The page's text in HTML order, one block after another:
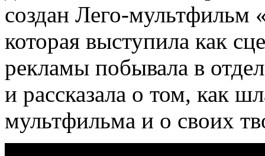
создан Лего-
которая выступила как
рекламы побывала в
и рассказала о том, как
мультфильма и о своих